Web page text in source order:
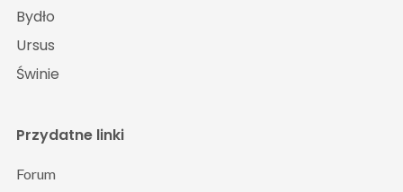
Bydło
Ursus
Świnie
Przydatne linki
Forum